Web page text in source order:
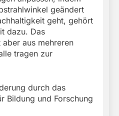
geändert
geht, gehört
dazu. Das
aus mehreren
tragen zur
durch das
Bildung und Forschung